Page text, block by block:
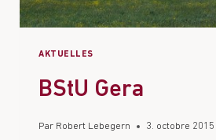
AKTUELLES
BStU Gera
Par Robert Lebegern 3. octobre 2015